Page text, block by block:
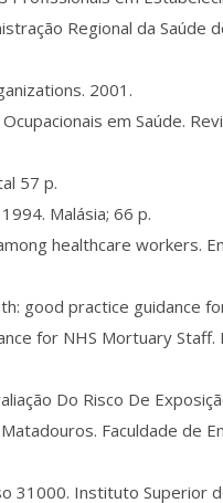
Regional da Saúde
2001.
em Saúde.
57 p.
Malásia; 66 p.
healthcare workers.
good practice guidance
for NHS Mortuary Staff.
Do Risco De
Faculdade de
31000. Instituto Superior